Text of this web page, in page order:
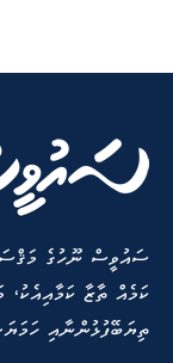
ސައުވީސް ނޫހުގެ
ކަމެއް ތާޒާ
ތިޔަބޭފުޅުންނާއި